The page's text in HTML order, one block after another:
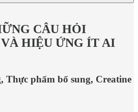
CÂU HỎI
HIỆU ỨNG ÍT AI
Thực phẩm bổ sung, Creatine